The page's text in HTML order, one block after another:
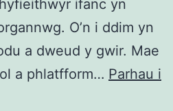
ifanc yn
O’n i ddim yn
a dweud y gwir. Mae
a phlatfform… Parhau i